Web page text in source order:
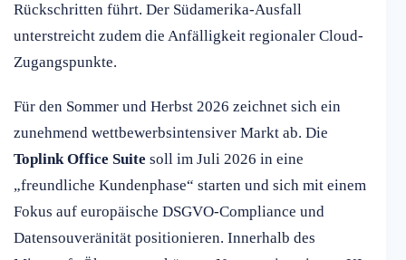
Rückschritten führt. Der Südamerika-Ausfall
unterstreicht zudem die Anfälligkeit regionaler Cloud-
Zugangspunkte.
Für den Sommer und Herbst 2026 zeichnet sich ein
zunehmend wettbewerbsintensiver Markt ab. Die
Toplink Office Suite soll im Juli 2026 in eine
„freundliche Kundenphase“ starten und sich mit einem
Fokus auf europäische DSGVO-Compliance und
Datensouveränität positionieren. Innerhalb des